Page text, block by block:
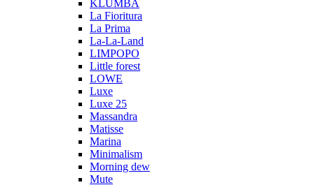
KLUMBA
La Fioritura
La Prima
La-La-Land
LIMPOPO
Little forest
LOWE
Luxe
Luxe 25
Massandra
Matisse
Marina
Minimalism
Morning dew
Mute